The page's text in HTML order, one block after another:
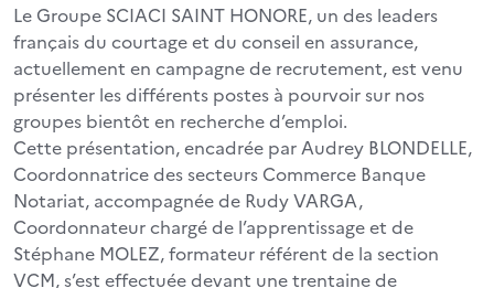
Le Groupe SCIACI SAINT HONORE, un des leaders
français du courtage et du conseil en assurance,
actuellement en campagne de recrutement, est venu
présenter les différents postes à pourvoir sur nos
groupes bientôt en recherche d’emploi.
Cette présentation, encadrée par Audrey BLONDELLE,
Coordonnatrice des secteurs Commerce Banque
Notariat, accompagnée de Rudy VARGA,
Coordonnateur chargé de l’apprentissage et de
Stéphane MOLEZ, formateur référent de la section
VCM, s’est effectuée devant une trentaine de